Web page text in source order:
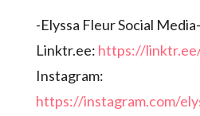
-Elyssa Fleur Social Media-
Linktr.ee: https://
Instagram:
https://instagram.com/